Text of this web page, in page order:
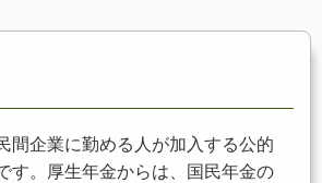
間企業に勤める人が加入する公的
す。厚生年金からは、国民年金の